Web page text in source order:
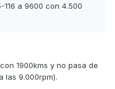
116 a 9600 con 4.500
1900kms y no pasa de
las 9.000rpm).